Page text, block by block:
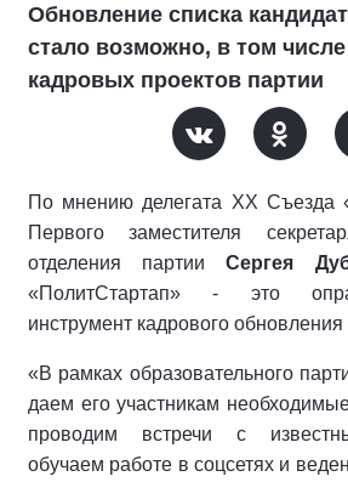
Обновление списка
стало возможно, в том числе
кадровых проектов партии
По мнению делегата XX Съезда
Первого заместителя
отделения партииСергея
«ПолитСтартап» - это
инструмент кадрового
«В рамках образовательного
даем его участникам
проводим встречи с
обучаем работе в соцсетях и